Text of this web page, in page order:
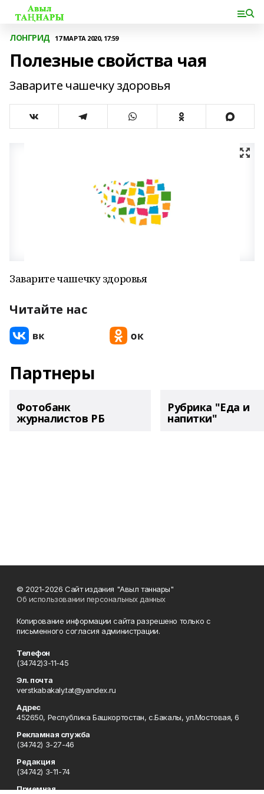
ЛОНГРИД 17 МАРТА 2020, 17:59
Полезные свойства чая
Заварите чашечку здоровья
Заварите чашечку здоровья
Читайте нас
Партнеры
Фотобанк
журналистов РБ
Рубрика "Еда и
напитки"
© 2021-2026 Сайт издания "Авыл таннары"
Об использовании персональных данных
Копирование информации сайта разрешено только с
письменного согласия администрации.
Телефон
(34742)3-11-45
Эл. почта
verstkabakaly.tat@yandex.ru
Адрес
452650, Республика Башкортостан, с.Бакалы, ул.Мостовая, 6
Рекламная служба
(34742) 3-27-46
Редакция
(34742) 3-11-74
Приемная